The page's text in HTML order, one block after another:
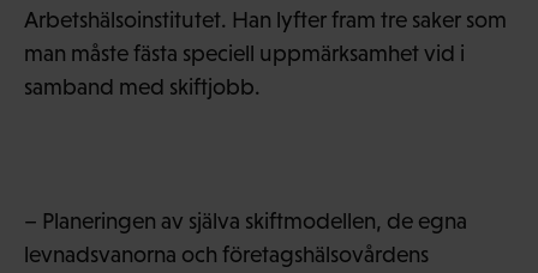
Arbetshälsoinstitutet. Han lyfter fram tre saker som
man måste fästa speciell uppmärksamhet vid i
samband med skiftjobb.
– Planeringen av själva skiftmodellen, de egna
levnadsvanorna och företagshälsovårdens